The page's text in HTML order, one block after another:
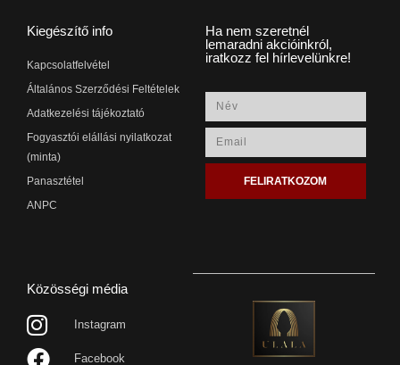
Kiegészítő info
Kapcsolatfelvétel
Általános Szerződési Feltételek
Adatkezelési tájékoztató
Fogyasztói elállási nyilatkozat
(minta)
Panasztétel
ANPC
Ha nem szeretnél
lemaradni akcióinkról,
iratkozz fel hírlevelünkre!
FELIRATKOZOM
Közösségi média
Instagram
Facebook